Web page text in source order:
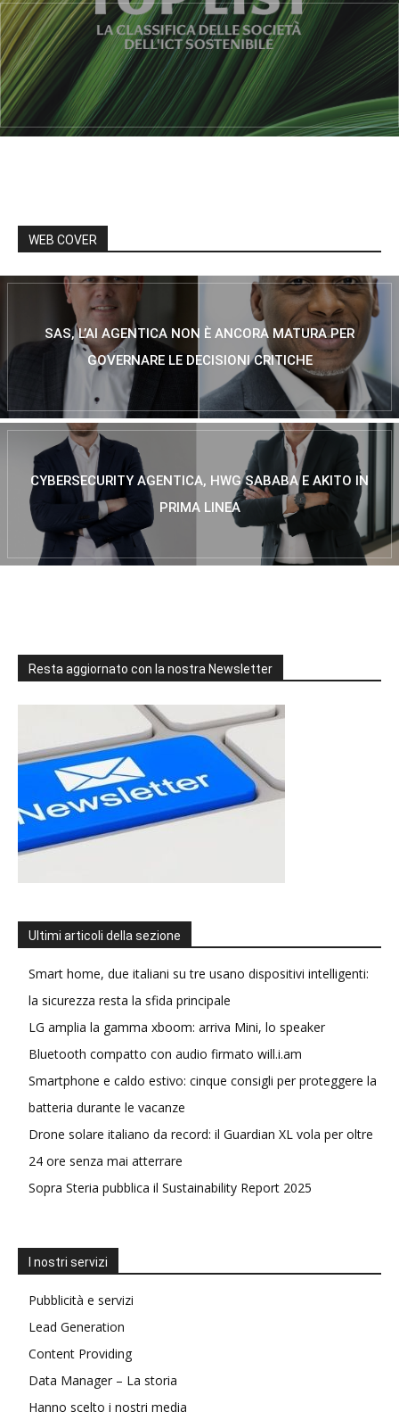
WEB COVER
SAS, L’AI AGENTICA NON È ANCORA MATURA PER
GOVERNARE LE DECISIONI CRITICHE
CYBERSECURITY AGENTICA, HWG SABABA E AKITO IN
PRIMA LINEA
Resta aggiornato con la nostra Newsletter
Ultimi articoli della sezione
Smart home, due italiani su tre usano dispositivi intelligenti:
la sicurezza resta la sfida principale
LG amplia la gamma xboom: arriva Mini, lo speaker
Bluetooth compatto con audio firmato will.i.am
Smartphone e caldo estivo: cinque consigli per proteggere la
batteria durante le vacanze
Drone solare italiano da record: il Guardian XL vola per oltre
24 ore senza mai atterrare
Sopra Steria pubblica il Sustainability Report 2025
I nostri servizi
Pubblicità e servizi
Lead Generation
Content Providing
Data Manager – La storia
Hanno scelto i nostri media